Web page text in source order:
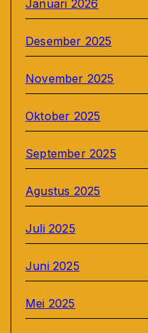
Januari 2026
Desember 2025
November 2025
Oktober 2025
September 2025
Agustus 2025
Juli 2025
Juni 2025
Mei 2025